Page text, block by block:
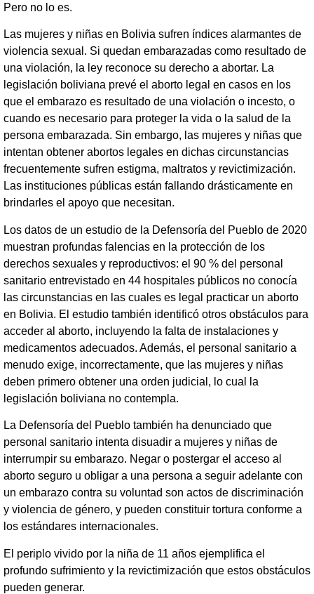
Pero no lo es.
Las mujeres y niñas en Bolivia sufren índices alarmantes de
violencia sexual. Si quedan embarazadas como resultado de
una violación, la ley reconoce su derecho a abortar. La
legislación boliviana prevé el aborto legal en casos en los
que el embarazo es resultado de una violación o incesto, o
cuando es necesario para proteger la vida o la salud de la
persona embarazada. Sin embargo, las mujeres y niñas que
intentan obtener abortos legales en dichas circunstancias
frecuentemente sufren estigma, maltratos y revictimización.
Las instituciones públicas están fallando drásticamente en
brindarles el apoyo que necesitan.
Los datos de un estudio de la Defensoría del Pueblo de 2020
muestran profundas falencias en la protección de los
derechos sexuales y reproductivos: el 90 % del personal
sanitario entrevistado en 44 hospitales públicos no conocía
las circunstancias en las cuales es legal practicar un aborto
en Bolivia. El estudio también identificó otros obstáculos para
acceder al aborto, incluyendo la falta de instalaciones y
medicamentos adecuados. Además, el personal sanitario a
menudo exige, incorrectamente, que las mujeres y niñas
deben primero obtener una orden judicial, lo cual la
legislación boliviana no contempla.
La Defensoría del Pueblo también ha denunciado que
personal sanitario intenta disuadir a mujeres y niñas de
interrumpir su embarazo. Negar o postergar el acceso al
aborto seguro u obligar a una persona a seguir adelante con
un embarazo contra su voluntad son actos de discriminación
y violencia de género, y pueden constituir tortura conforme a
los estándares internacionales.
El periplo vivido por la niña de 11 años ejemplifica el
profundo sufrimiento y la revictimización que estos obstáculos
pueden generar.